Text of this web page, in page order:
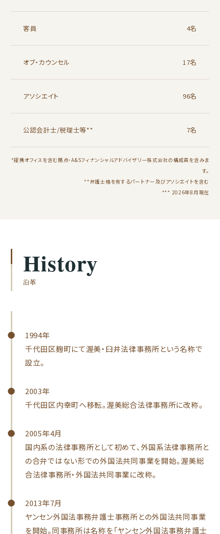
客員 4名
オブ・カウンセル 17名
アソシエイト 96名
公認会計士/税理士等** 7名
*提携オフィスを含む拠点・A&Sフィナンシャルアドバイザリー株式会社の構成員を含みま
す。
**弁護士格を有するパートナー及びアソシエイトを含む
*** 2026年8月現在
History
沿革
1994年
千代田区麹町にて渥美・臼井法律事務所という名称で
設立。
2003年
千代田区内幸町へ移転。渥美総合法律事務所に改称。
2005年4月
国内系の法律事務所として初めて、外国系法律事務所と
の合弁ではない形での外国法共同事業を開始。渥美総
合法律事務所・外国法共同事業に改称。
2013年7月
ヤンセン外国法事務弁護士事務所との外国法共同事業
を開始。同事務所は名称を「ヤンセン外国法事務弁護士